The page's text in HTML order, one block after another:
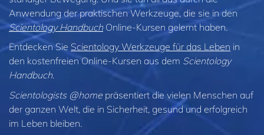
Anwendung der praktischen Werkzeuge, die sie in den
Scientology HandbuchOnline-Kursen gelernt haben.
Entdecken Sie Scientology Werkzeuge für das Leben in
den kostenfreien Online‑Kursen aus dem Scientology
Handbuch.
Scientologists @home präsentiert die vielen Menschen auf
der ganzen Welt, die in Sicherheit, gesund und erfolgreich
im Leben bleiben.